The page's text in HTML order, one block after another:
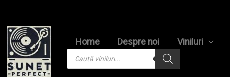
content
Home Despre noi Viniluri
search